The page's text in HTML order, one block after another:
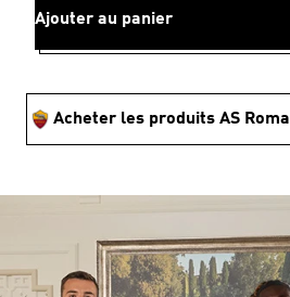
Ajouter au panier
Acheter les produits AS Roma